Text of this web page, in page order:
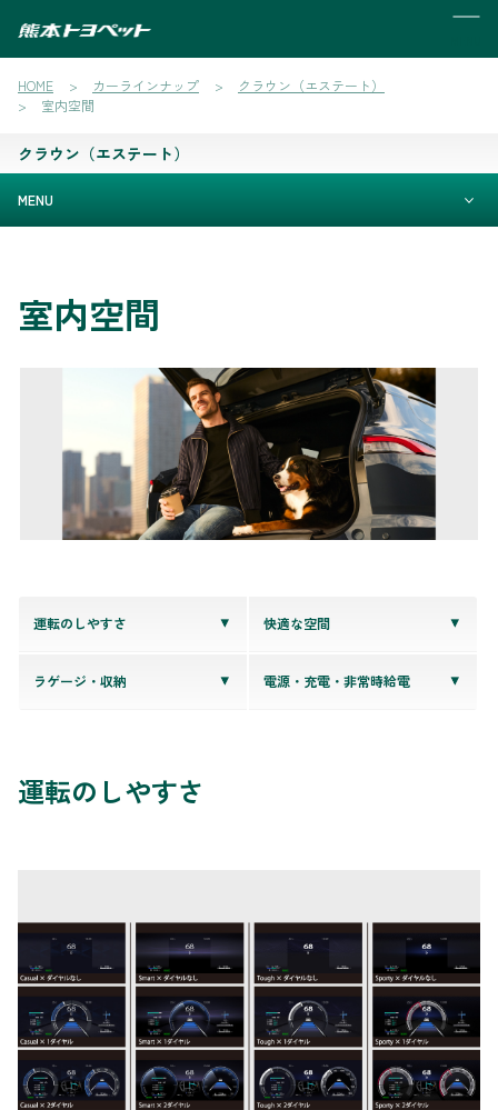
HOME カーラインナップ
クラウン（エステート）
室内空間
クラウン（エステート）
MENU
室内空間
運転のしやすさ 快適な空間
ラゲージ・収納 電源・充電・非常時給電
運転のしやすさ